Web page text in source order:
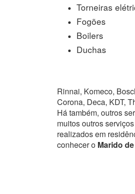
Torneiras
Fogões
Boilers
Duchas
Rinnai, Komeco,
Corona, Deca, KDT,
Há também, outros
muitos outros
realizados em
conhecer o Marido